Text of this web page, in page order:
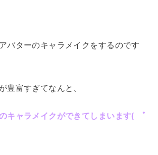
バターのキャラメイクをするのです
豊富すぎてなんと、
キャラメイクができてしまいます( ﾟ